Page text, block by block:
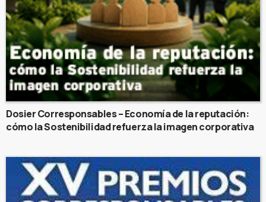
Dosier Corresponsables – Economía de la reputación:
cómo la Sostenibilidad refuerza la imagen corporativa